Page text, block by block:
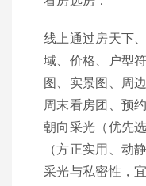
线上通过房天下
域、价格、户型
图、实景图、周
周末看房团、预
朝向采光（优先
（方正实用、动
采光与私密性，